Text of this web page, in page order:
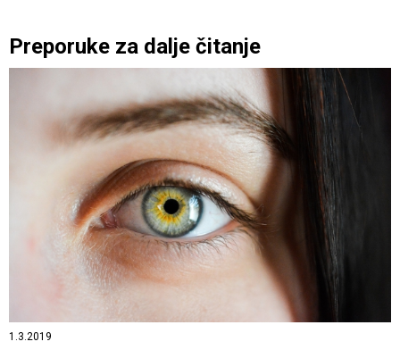
Preporuke za dalje čitanje
1.3.2019